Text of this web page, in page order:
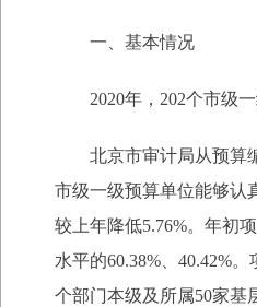
一、基本情况
2020年，202个市级
北京市审计局从预算
市级一级预算单位能够认
较上年降低5.76%。年初
水平的60.38%、40.42%
个部门本级及所属50家基